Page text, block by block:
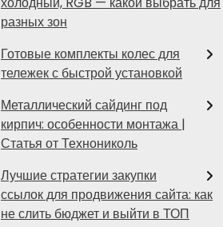
разных зон
Готовые комплекты колес для
тележек с быстрой установкой
Металлический сайдинг под
кирпич: особенности монтажа |
Статья от Технониколь
Лучшие стратегии закупки
ссылок для продвижения сайта: как
не слить бюджет и выйти в ТОП